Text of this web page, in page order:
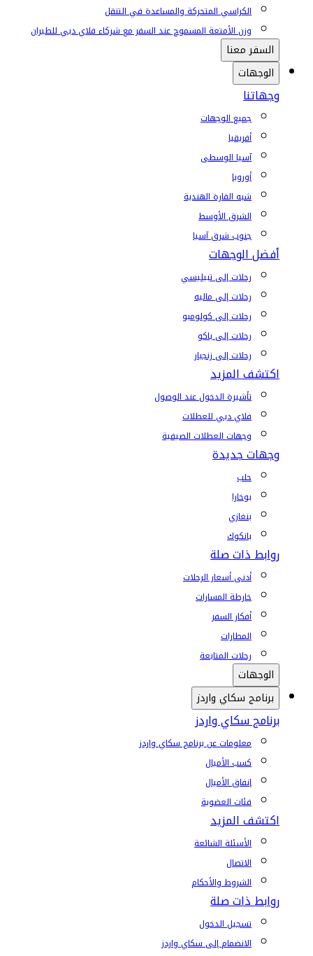
الكراسي المتحركة والمساعدة في التنقل
وزن الأمتعة المسموح عند السفر مع شركاء فلاي دبي للطيران
السفر معنا
الوجهات
وجهاتنا
جميع الوجهات
أفريقيا
آسيا الوسطى
أوروبا
شبه القارة الهندية
الشرق الأوسط
جنوب شرق آسيا
أفضل الوجهات
رحلات إلى تبيليسي
رحلات إلى ماليه
رحلات إلى كولومبو
رحلات إلى باكو
رحلات إلى زنجبار
اكتشف المزيد
تأشيرة الدخول عند الوصول
فلاي دبي للعطلات
وجهات العطلات الصيفية
وجهات جديدة
حلب
بوخارا
بنغازي
بانكوك
روابط ذات صلة
أدنى أسعار الرحلات
خارطة المسارات
أفكار السفر
المطارات
رحلات المتابعة
الوجهات
برنامج سكاي واردز
برنامج سكاي واردز
معلومات عن برنامج سكاي واردز
كسب الأميال
إنفاق الأميال
فئات العضوية
اكتشف المزيد
الأسئلة الشائعة
الاتصال
الشروط والأحكام
روابط ذات صلة
تسجيل الدخول
الانضمام إلى سكاي واردز